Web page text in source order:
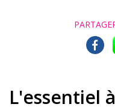
L'essentiel